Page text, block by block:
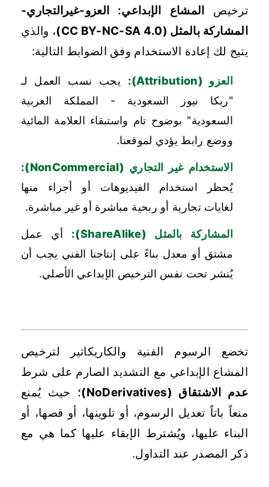
ترخيص
المشاع الإبداعي: العزو-غيرالتجاري-
المشاركة بالمثل (CC BY-NC-SA 4.0)
، والذي
يتيح لك إعادة الاستخدام وفق الضوابط التالية:
العزو (Attribution):
يجب نسب العمل لـ
"ربكا نيوز السعودية - المملكة العربية
السعودية" بوضوح تام واستبقاء العلامة المائية
ووضع رابط يؤدي لموقعنا.
الاستخدام غير التجاري (NonCommercial):
يُحظر استخدام الفيديوهات أو أجزاء منها
لغايات تجارية أو ربحية مباشرة أو غير مباشرة.
المشاركة بالمثل (ShareAlike):
أي عمل
مشتق أو معدل بناءً على إنتاجنا الفني يجب أن
يُنشر تحت نفس الترخيص الإبداعي الأصلي.
تخضع الرسوم الفنية والكاريكاتير لترخيص
المشاع الإبداعي مع التشديد الصارم على شرط
عدم الاشتقاق (NoDerivatives)
؛ حيث يُمنع
منعاً باتاً تعديل الرسوم، أو تلوينها، أو قصها، أو
البناء عليها، ويُشترط الإبقاء عليها كما هي مع
ذكر المصدر عند التداول.